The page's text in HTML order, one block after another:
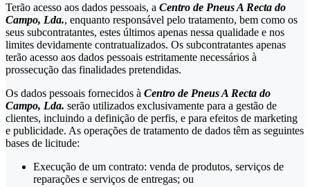
Terão acesso aos dados pessoais, a Centro de Pneus A Recta do
Campo, Lda., enquanto responsável pelo tratamento, bem como os
seus subcontratantes, estes últimos apenas nessa qualidade e nos
limites devidamente contratualizados. Os subcontratantes apenas
terão acesso aos dados pessoais estritamente necessários à
prossecução das finalidades pretendidas.
Os dados pessoais fornecidos à Centro de Pneus A Recta do
Campo, Lda. serão utilizados exclusivamente para a gestão de
clientes, incluindo a definição de perfis, e para efeitos de marketing
e publicidade. As operações de tratamento de dados têm as seguintes
bases de licitude:
Execução de um contrato: venda de produtos, serviços de
reparações e serviços de entregas; ou